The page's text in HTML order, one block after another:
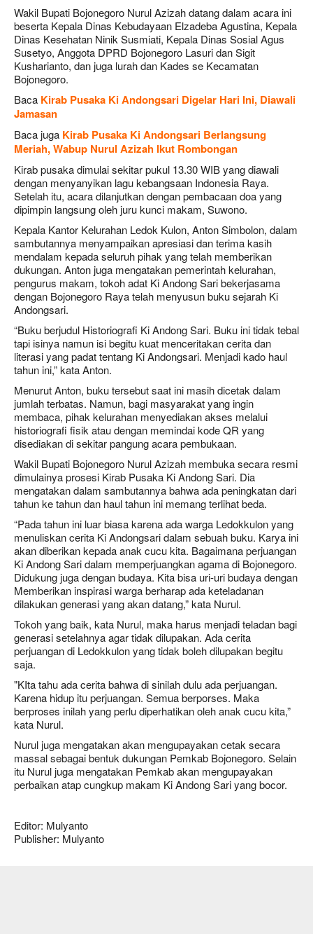
Wakil Bupati Bojonegoro Nurul Azizah datang dalam acara ini
beserta Kepala Dinas Kebudayaan Elzadeba Agustina, Kepala
Dinas Kesehatan Ninik Susmiati, Kepala Dinas Sosial Agus
Susetyo, Anggota DPRD Bojonegoro Lasuri dan Sigit
Kusharianto, dan juga lurah dan Kades se Kecamatan
Bojonegoro.
Baca Kirab Pusaka Ki Andongsari Digelar Hari Ini, Diawali
Jamasan
Baca juga Kirab Pusaka Ki Andongsari Berlangsung
Meriah, Wabup Nurul Azizah Ikut Rombongan
Kirab pusaka dimulai sekitar pukul 13.30 WIB yang diawali
dengan menyanyikan lagu kebangsaan Indonesia Raya.
Setelah itu, acara dilanjutkan dengan pembacaan doa yang
dipimpin langsung oleh juru kunci makam, Suwono.
Kepala Kantor Kelurahan Ledok Kulon, Anton Simbolon, dalam
sambutannya menyampaikan apresiasi dan terima kasih
mendalam kepada seluruh pihak yang telah memberikan
dukungan. Anton juga mengatakan pemerintah kelurahan,
pengurus makam, tokoh adat Ki Andong Sari bekerjasama
dengan Bojonegoro Raya telah menyusun buku sejarah Ki
Andongsari.
“Buku berjudul Historiografi Ki Andong Sari. Buku ini tidak tebal
tapi isinya namun isi begitu kuat menceritakan cerita dan
literasi yang padat tentang Ki Andongsari. Menjadi kado haul
tahun ini,” kata Anton.
Menurut Anton, buku tersebut saat ini masih dicetak dalam
jumlah terbatas. Namun, bagi masyarakat yang ingin
membaca, pihak kelurahan menyediakan akses melalui
historiografi fisik atau dengan memindai kode QR yang
disediakan di sekitar pangung acara pembukaan.
Wakil Bupati Bojonegoro Nurul Azizah membuka secara resmi
dimulainya prosesi Kirab Pusaka Ki Andong Sari. Dia
mengatakan dalam sambutannya bahwa ada peningkatan dari
tahun ke tahun dan haul tahun ini memang terlihat beda.
“Pada tahun ini luar biasa karena ada warga Ledokkulon yang
menuliskan cerita Ki Andongsari dalam sebuah buku. Karya ini
akan diberikan kepada anak cucu kita. Bagaimana perjuangan
Ki Andong Sari dalam memperjuangkan agama di Bojonegoro.
Didukung juga dengan budaya. Kita bisa uri-uri budaya dengan
Memberikan inspirasi warga berharap ada keteladanan
dilakukan generasi yang akan datang,” kata Nurul.
Tokoh yang baik, kata Nurul, maka harus menjadi teladan bagi
generasi setelahnya agar tidak dilupakan. Ada cerita
perjuangan di Ledokkulon yang tidak boleh dilupakan begitu
saja.
"KIta tahu ada cerita bahwa di sinilah dulu ada perjuangan.
Karena hidup itu perjuangan. Semua berporses. Maka
berproses inilah yang perlu diperhatikan oleh anak cucu kita,”
kata Nurul.
Nurul juga mengatakan akan mengupayakan cetak secara
massal sebagai bentuk dukungan Pemkab Bojonegoro. Selain
itu Nurul juga mengatakan Pemkab akan mengupayakan
perbaikan atap cungkup makam Ki Andong Sari yang bocor.
Editor: Mulyanto
Publisher: Mulyanto